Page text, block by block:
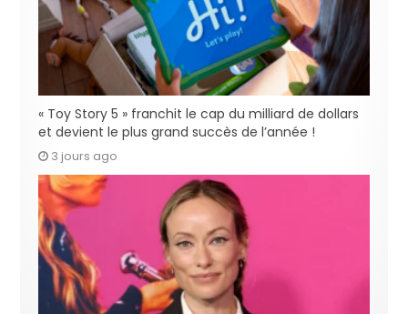
« Toy Story 5 » franchit le cap du milliard de dollars
et devient le plus grand succès de l’année !
3 jours ago